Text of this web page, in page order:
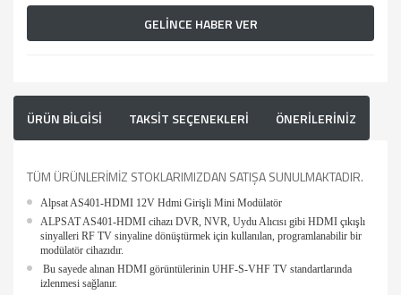
GELİNCE HABER VER
ÜRÜN BİLGİSİ TAKSİT SEÇENEKLERİ ÖNERİLERİNİZ
TÜM ÜRÜNLERİMİZ STOKLARIMIZDAN SATIŞA SUNULMAKTADIR.
Alpsat AS401-HDMI 12V Hdmi Girişli Mini Modülatör
ALPSAT AS401-HDMI cihazı DVR, NVR, Uydu Alıcısı gibi HDMI çıkışlı
sinyalleri RF TV sinyaline dönüştürmek için kullanılan, programlanabilir bir
modülatör cihazıdır.
Bu sayede alınan HDMI görüntülerinin UHF-S-VHF TV standartlarında
izlenmesi sağlanır.